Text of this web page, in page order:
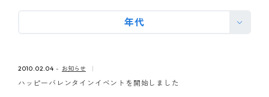
ピンマーク
年代
2010.02.04 お知らせ
ハッピーバレンタインイベントを開始しました